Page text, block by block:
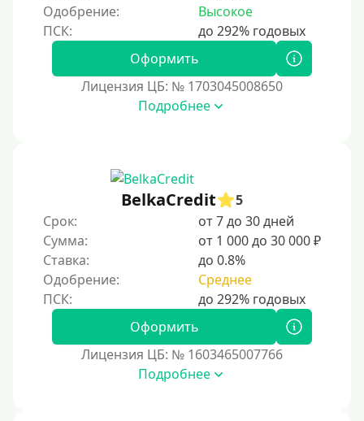
Одобрение:
Высокое
Оформить
Лицензия ЦБ: № 1703045008650
Подробнее
BelkaCredit
5
Срок:
от 7 до 30 дней
Сумма:
от 1 000 до 30 000 ₽
Ставка:
до 0.8%
Одобрение:
Среднее
Оформить
Лицензия ЦБ: № 1603465007766
Подробнее